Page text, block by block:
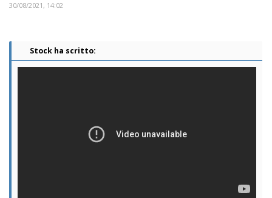
30/08/2021, 14:02
Stock ha scritto: